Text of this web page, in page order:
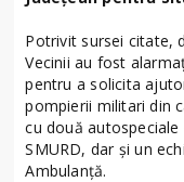
Potrivit sursei citate,
Vecinii au fost
pentru a solicita
pompierii militari din
cu două
SMURD, dar și un
Ambulanță.